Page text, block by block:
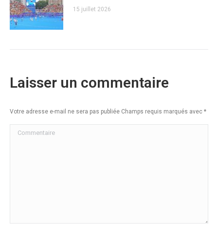
15 juillet 2026
Laisser un commentaire
Votre adresse e-mail ne sera pas publiée Champs requis marqués avec *
Commentaire